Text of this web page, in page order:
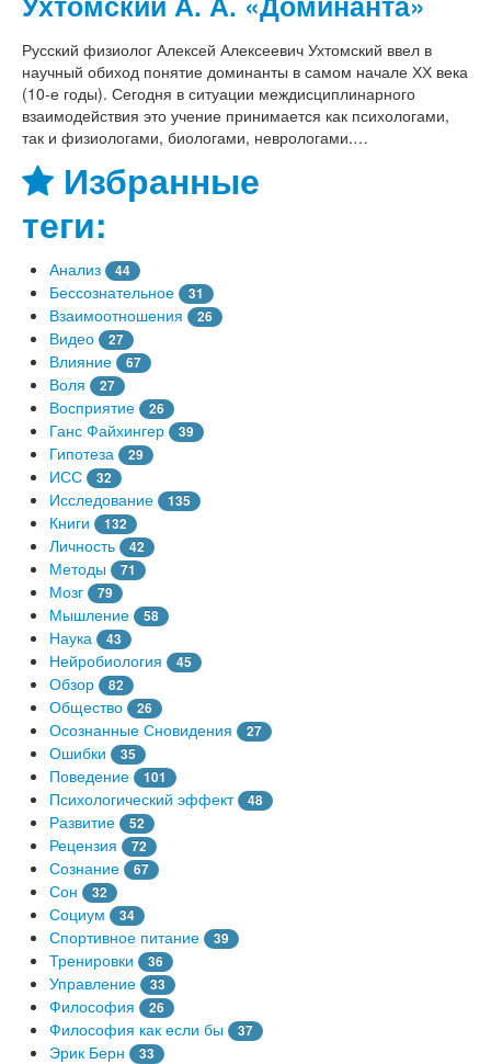
Русский физиолог Алексей Алексеевич Ухтомский ввел в
научный обиход понятие доминанты в самом начале ХХ века
(10-е годы). Сегодня в ситуации междисциплинарного
взаимодействия это учение принимается как психологами,
так и физиологами, биологами, неврологами.…
Избранные
теги:
Анализ 44
Бессознательное 31
Взаимоотношения 26
Видео 27
Влияние 67
Воля 27
Восприятие 26
Ганс Файхингер 39
Гипотеза 29
ИСС 32
Исследование 135
Книги 132
Личность 42
Методы 71
Мозг 79
Мышление 58
Наука 43
Нейробиология 45
Обзор 82
Общество 26
Осознанные Сновидения 27
Ошибки 35
Поведение 101
Психологический эффект 48
Развитие 52
Рецензия 72
Сознание 67
Сон 32
Социум 34
Спортивное питание 39
Тренировки 36
Управление 33
Философия 26
Философия как если бы 37
Эрик Берн
33